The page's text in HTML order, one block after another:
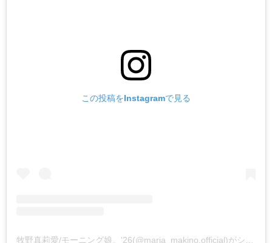
この投稿をInstagramで見る